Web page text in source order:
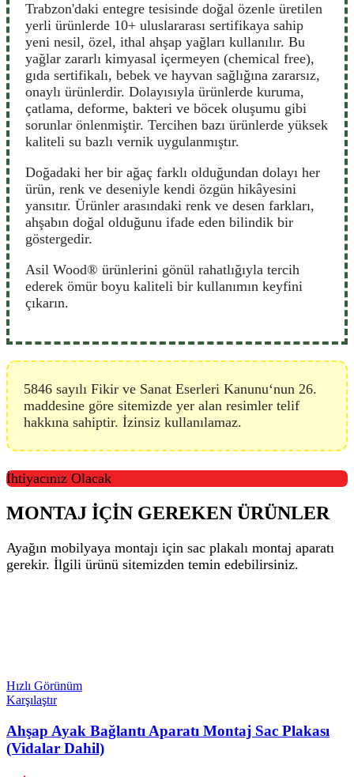
Trabzon'daki entegre tesisinde doğal özenle üretilen
yerli ürünlerde 10+ uluslararası sertifikaya sahip
yeni nesil, özel, ithal ahşap yağları kullanılır. Bu
yağlar zararlı kimyasal içermeyen (chemical free),
gıda sertifikalı, bebek ve hayvan sağlığına zararsız,
onaylı ürünlerdir. Dolayısıyla ürünlerde kuruma,
çatlama, deforme, bakteri ve böcek oluşumu gibi
sorunlar önlenmiştir. Tercihen bazı ürünlerde yüksek
kaliteli su bazlı vernik uygulanmıştır.
Doğadaki her bir ağaç farklı olduğundan dolayı her
ürün, renk ve deseniyle kendi özgün hikâyesini
yansıtır. Ürünler arasındaki renk ve desen farkları,
ahşabın doğal olduğunu ifade eden bilindik bir
göstergedir.
Asil Wood® ürünlerini gönül rahatlığıyla tercih
ederek ömür boyu kaliteli bir kullanımın keyfini
çıkarın.
5846 sayılı Fikir ve Sanat Eserleri Kanunu‘nun 26.
maddesine göre sitemizde yer alan resimler telif
hakkına sahiptir. İzinsiz kullanılamaz.
İhtiyacınız Olacak
MONTAJ İÇİN GEREKEN ÜRÜNLER
Ayağın mobilyaya montajı için sac plakalı montaj aparatı
gerekir. İlgili ürünü sitemizden temin edebilirsiniz.
Hızlı Görünüm
Karşılaştır
Ahşap Ayak Bağlantı Aparatı Montaj Sac Plakası
(Vidalar Dahil)